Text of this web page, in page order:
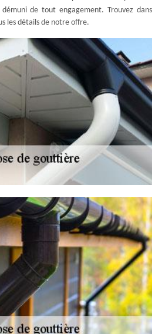
de tout engagement. Trouvez dans
les détails de notre offre.